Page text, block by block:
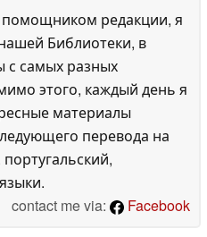
помощником редакции, я
Библиотеки, в
с самых разных
этого, каждый день я
материалы
перевода на
contact me via:
Facebook